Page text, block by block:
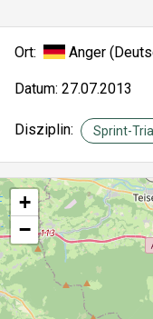
Ort: Anger
Datum: 27.07.2013
Disziplin: Sprint-
+
−